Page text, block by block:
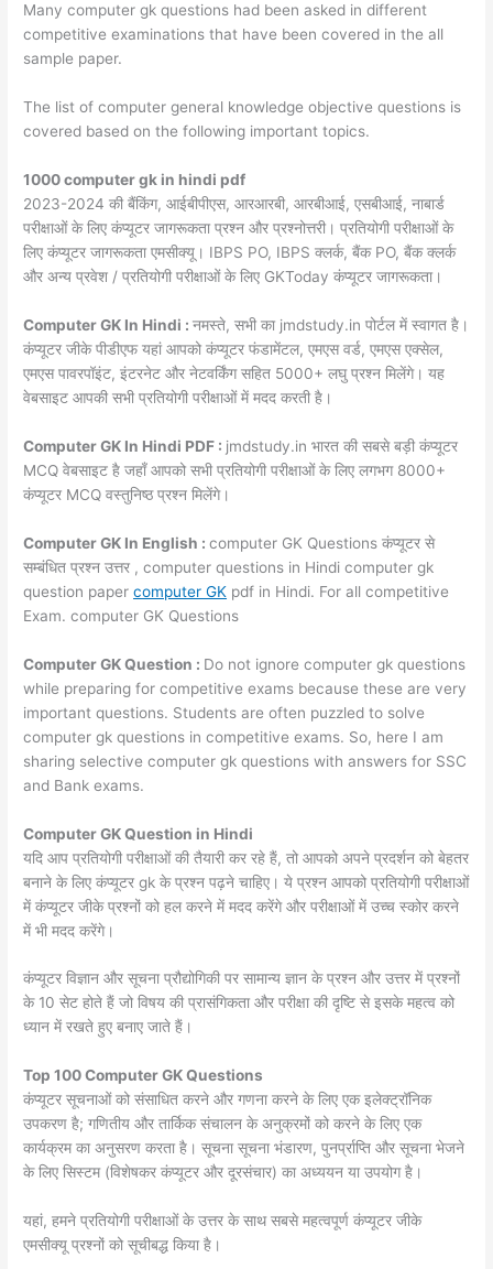
Many computer gk questions had been asked in different
competitive examinations that have been covered in the all
sample paper.
The list of computer general knowledge objective questions is
covered based on the following important topics.
1000 computer gk in hindi pdf
2023-2024 की बैंकिंग, आईबीपीएस, आरआरबी, आरबीआई, एसबीआई, नाबार्ड
परीक्षाओं के लिए कंप्यूटर जागरूकता प्रश्न और प्रश्नोत्तरी। प्रतियोगी परीक्षाओं के
लिए कंप्यूटर जागरूकता एमसीक्यू। IBPS PO, IBPS क्लर्क, बैंक PO, बैंक क्लर्क
और अन्य प्रवेश / प्रतियोगी परीक्षाओं के लिए GKToday कंप्यूटर जागरूकता।
Computer GK In Hindi :नमस्ते, सभी का jmdstudy.in पोर्टल में स्वागत है।
कंप्यूटर जीके पीडीएफ यहां आपको कंप्यूटर फंडामेंटल, एमएस वर्ड, एमएस एक्सेल,
एमएस पावरपॉइंट, इंटरनेट और नेटवर्किंग सहित 5000+ लघु प्रश्न मिलेंगे। यह
वेबसाइट आपकी सभी प्रतियोगी परीक्षाओं में मदद करती है।
Computer GK In Hindi PDF : jmdstudy.in भारत की सबसे बड़ी कंप्यूटर
MCQ वेबसाइट है जहाँ आपको सभी प्रतियोगी परीक्षाओं के लिए लगभग 8000+
कंप्यूटर MCQ वस्तुनिष्ठ प्रश्न मिलेंगे।
Computer GK In English :computer GK Questions कंप्यूटर से
सम्बंधित प्रश्न उत्तर , computer questions in Hindi computer gk
question papercomputer GK pdf in Hindi. For all competitive
Exam. computer GK Questions
Computer GK Question : Do not ignore computer gk questions
while preparing for competitive exams because these are very
important questions. Students are often puzzled to solve
computer gk questions in competitive exams. So, here I am
sharing selective computer gk questions with answers for SSC
and Bank exams.
Computer GK Question in Hindi
यदि आप प्रतियोगी परीक्षाओं की तैयारी कर रहे हैं, तो आपको अपने प्रदर्शन को बेहतर
बनाने के लिए कंप्यूटर gk के प्रश्न पढ़ने चाहिए। ये प्रश्न आपको प्रतियोगी परीक्षाओं
में कंप्यूटर जीके प्रश्नों को हल करने में मदद करेंगे और परीक्षाओं में उच्च स्कोर करने
में भी मदद करेंगे।
कंप्यूटर विज्ञान और सूचना प्रौद्योगिकी पर सामान्य ज्ञान के प्रश्न और उत्तर में प्रश्नों
के 10 सेट होते हैं जो विषय की प्रासंगिकता और परीक्षा की दृष्टि से इसके महत्व को
ध्यान में रखते हुए बनाए जाते हैं।
Top 100 Computer GK Questions
कंप्यूटर सूचनाओं को संसाधित करने और गणना करने के लिए एक इलेक्ट्रॉनिक
उपकरण है; गणितीय और तार्किक संचालन के अनुक्रमों को करने के लिए एक
कार्यक्रम का अनुसरण करता है। सूचना सूचना भंडारण, पुनर्प्राप्ति और सूचना भेजने
के लिए सिस्टम (विशेषकर कंप्यूटर और दूरसंचार) का अध्ययन या उपयोग है।
यहां, हमने प्रतियोगी परीक्षाओं के उत्तर के साथ सबसे महत्वपूर्ण कंप्यूटर जीके
एमसीक्यू प्रश्नों को सूचीबद्ध किया है।